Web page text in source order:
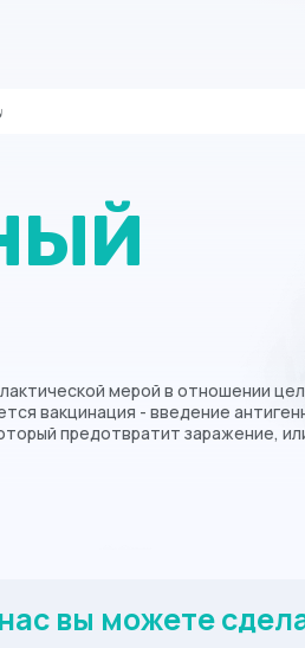
мерой в отношении
вакцинация - введение
предотвратит заражение,
вы можете